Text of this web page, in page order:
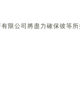
限公司將盡力確保彼等